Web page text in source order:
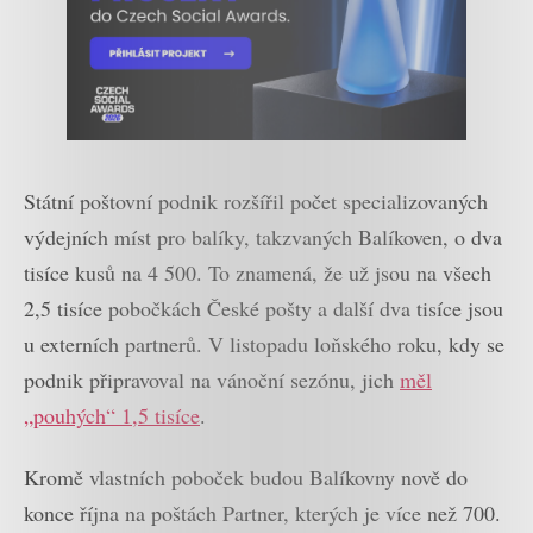
Státní poštovní podnik rozšířil počet specializovaných
výdejních míst pro balíky, takzvaných Balíkoven, o dva
tisíce kusů na 4 500. To znamená, že už jsou na všech
2,5 tisíce pobočkách České pošty a další dva tisíce jsou
u externích partnerů. V listopadu loňského roku, kdy se
podnik připravoval na vánoční sezónu, jich měl
„pouhých“ 1,5 tisíce.
Kromě vlastních poboček budou Balíkovny nově do
konce října na poštách Partner, kterých je více než 700.